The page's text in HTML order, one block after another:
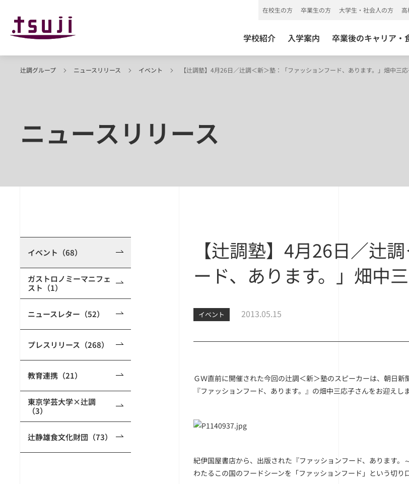
学校紹介 入学案内 卒業後のキャリア・
在校生の方 卒業生の方 大学生・社会人の方 高
辻調グループ ニュースリリース イベント 【辻調塾】4月26日／辻調＜新＞塾：「ファッションフード、あります。」畑中三
ニュースリリース
イベント（68）
ガストロノミーマニフェ
スト（1）
ニュースレター（52）
プレスリリース（268）
教育連携（21）
東京学芸大学×辻調
（3）
辻静雄食文化財団（73）
【辻調塾】4月26日／辻
ード、あります。」畑中
イベント 2013.05.15
ＧＷ直前に開催された今回の辻調＜新＞塾のスピーカーは、朝日
『ファッションフード、あります。』の畑中三応子さんをお迎えし
紀伊国屋書店から、出版された『ファッションフード、あります
わたるこの国のフードシーンを「ファッションフード」という切